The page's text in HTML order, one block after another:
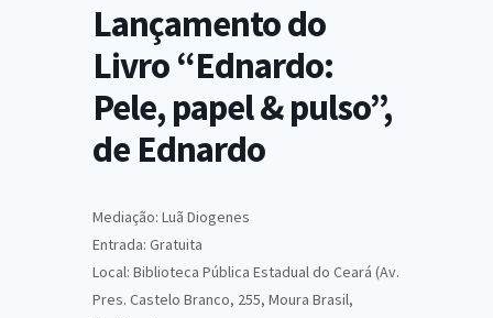
Lançamento do
Livro “Ednardo:
Pele, papel & pulso”,
de Ednardo
Mediação: Luã Diogenes
Entrada: Gratuita
Local: Biblioteca Pública Estadual do Ceará (Av.
Pres. Castelo Branco, 255, Moura Brasil,